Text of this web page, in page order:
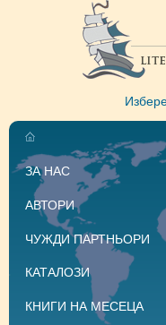
ЗА НАС
АВТОРИ
ЧУЖДИ ПАРТНЬОРИ
КАТАЛОЗИ
КНИГИ НА МЕСЕЦА